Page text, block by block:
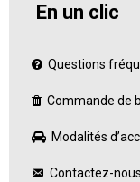
En un clic
Questions
Commande de
Modalités
Contactez-nous